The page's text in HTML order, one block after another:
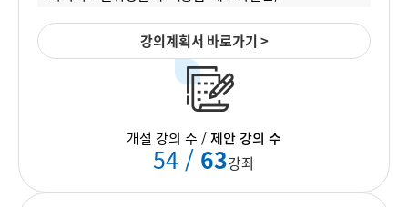
강의계획서 바로가기 >
개설 강의 수 /제안 강의 수
54 / 63강좌